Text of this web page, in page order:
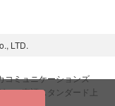
LTD.
コミュニケーションズ
ス（東証スタンダード上